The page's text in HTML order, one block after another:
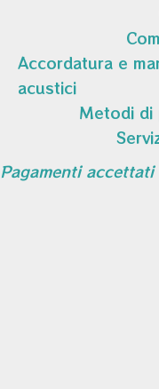
Accordatura e
acustici
Metodi di
Pagamenti accettati